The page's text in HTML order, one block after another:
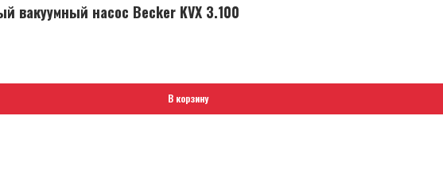
вакуумный насос Becker KVX 3.100
В корзину